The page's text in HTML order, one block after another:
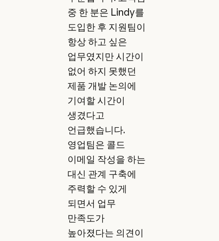
중 한 분은 Lindy를
도입한 후 지원팀이
항상 하고 싶은
업무였지만 시간이
없어 하지 못했던
제품 개발 논의에
기여할 시간이
생겼다고
언급했습니다.
영업팀은 콜드
이메일 작성을 하는
대신 관계 구축에
주력할 수 있게
되면서 업무
만족도가
높아졌다는 의견이